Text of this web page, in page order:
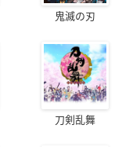
鬼滅の刃
刀剣乱舞